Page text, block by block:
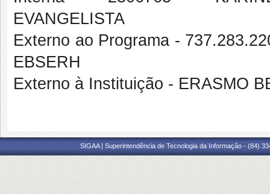
EVANGELISTA
Externo ao Programa -
EBSERH
Externo à Instituição - ERASMO
SIGAA | Superintendência de Tecnologia da Informação - (84)